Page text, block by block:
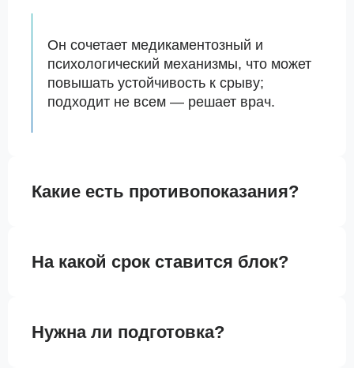
Он сочетает медикаментозный и
психологический механизмы, что может
повышать устойчивость к срыву;
подходит не всем — решает врач.
Какие есть противопоказания?
На какой срок ставится блок?
Нужна ли подготовка?